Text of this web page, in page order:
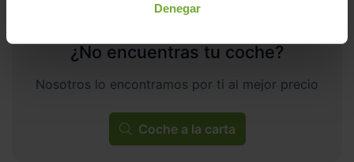
Denegar
¿No encuentras tu coche?
Nosotros lo encontramos por ti al mejor precio
Coche a la carta